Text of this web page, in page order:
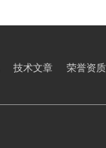
技术文章 荣誉资质